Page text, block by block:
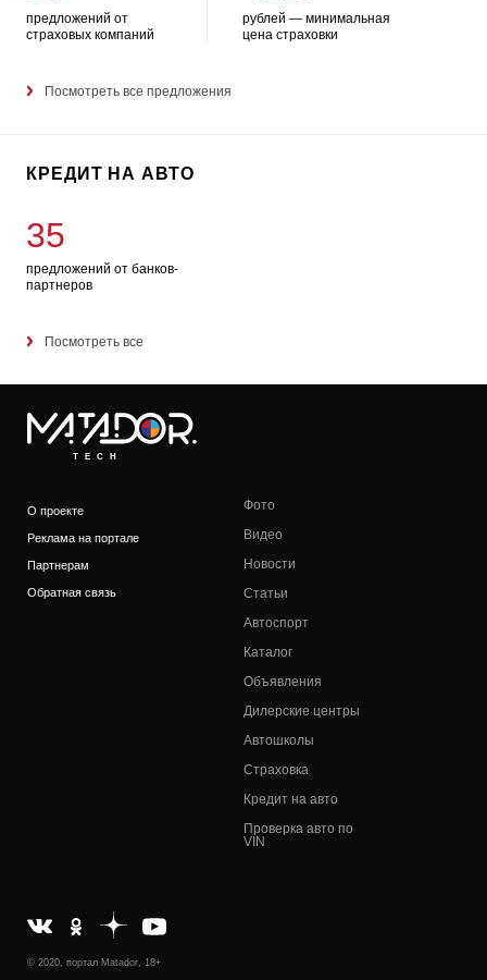
предложений от
страховых компаний
рублей — минимальная
цена страховки
Посмотреть все предложения
КРЕДИТ НА АВТО
35
предложений от банков-
партнеров
Посмотреть все
TECH
О проекте
Реклама на портале
Партнерам
Обратная связь
Фото
Видео
Новости
Статьи
Автоспорт
Каталог
Объявления
Дилерские центры
Автошколы
Страховка
Кредит на авто
Проверка авто по
VIN
© 2020, портал Matador, 18+